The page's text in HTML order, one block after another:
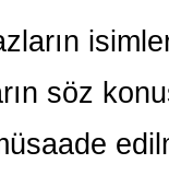
söz